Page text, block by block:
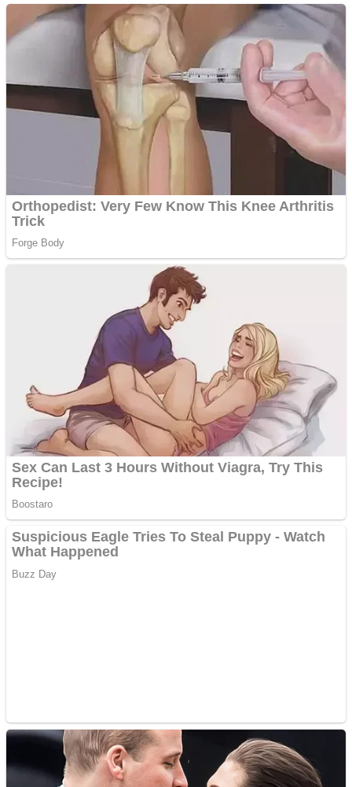
Chardonnay
Împrumut si investitii
Vând domeniu+website
de publicitate de tip
Adsense
Pastorul Liviu Radu a
Covid-19: 755 de cazuri
noi în România
Răcitor de apă CW5000
pentru freze cu laser fără
metale